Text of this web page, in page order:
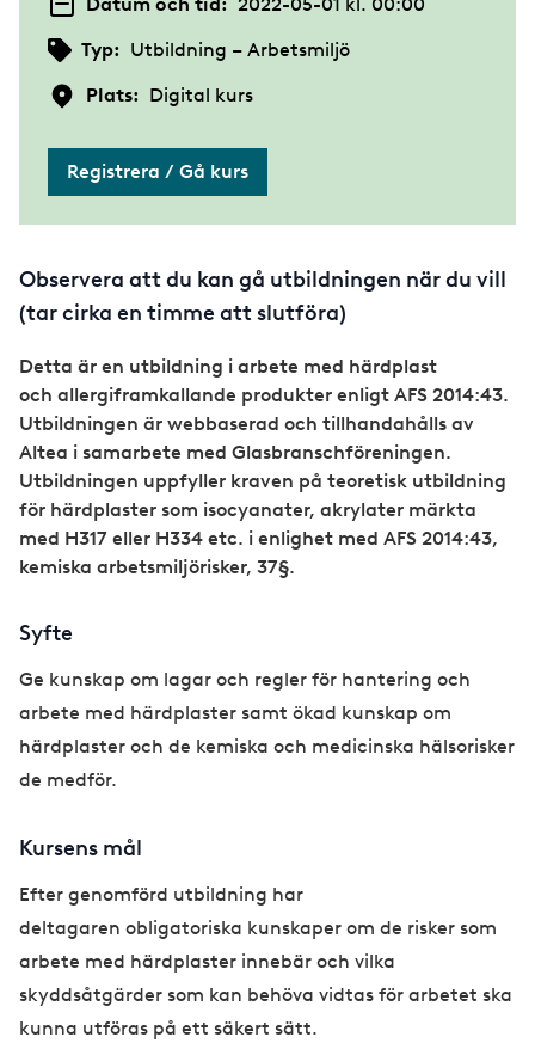
Typ: Utbildning – Arbetsmiljö
Plats: Digital kurs
Registrera / Gå kurs
Observera att du kan gå utbildningen när du vill
(tar cirka en timme att slutföra)
Detta är en utbildning i arbete med härdplast
och allergiframkallande produkter enligt AFS 2014:43.
Utbildningen är webbaserad och tillhandahålls av
Altea i samarbete med Glasbranschföreningen.
Utbildningen uppfyller kraven på teoretisk utbildning
för härdplaster som isocyanater, akrylater märkta
med H317 eller H334 etc. i enlighet med AFS 2014:43,
kemiska arbetsmiljörisker, 37§.
Syfte
Ge kunskap om lagar och regler för hantering och
arbete med härdplaster samt ökad kunskap om
härdplaster och de kemiska och medicinska hälsorisker
de medför.
Kursens mål
Efter genomförd utbildning har
deltagaren obligatoriska kunskaper om de risker som
arbete med härdplaster innebär och vilka
skyddsåtgärder som kan behöva vidtas för arbetet ska
kunna utföras på ett säkert sätt.